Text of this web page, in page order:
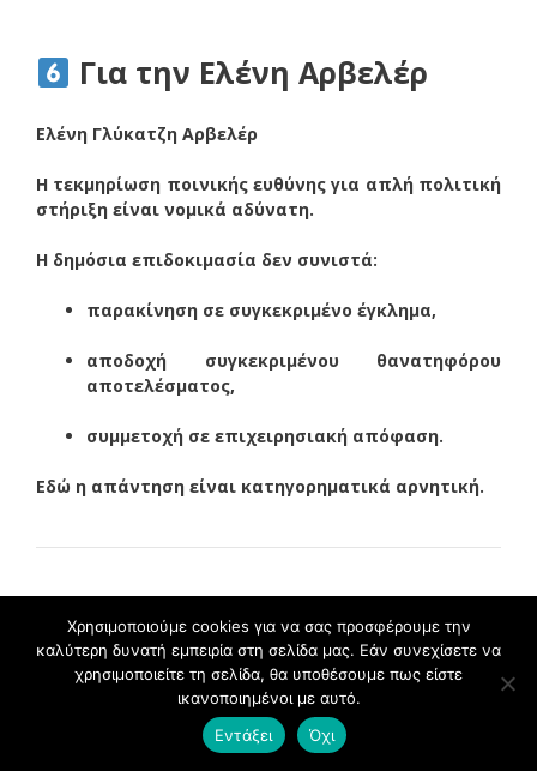
Για την Ελένη Αρβελέρ
Ελένη Γλύκατζη Αρβελέρ
Η τεκμηρίωση ποινικής ευθύνης για απλή πολιτική
στήριξη είναι νομικά αδύνατη.
Η δημόσια επιδοκιμασία δεν συνιστά:
παρακίνηση σε συγκεκριμένο έγκλημα,
αποδοχή συγκεκριμένου θανατηφόρου
αποτελέσματος,
συμμετοχή σε επιχειρησιακή απόφαση.
Εδώ η απάντηση είναι κατηγορηματικά αρνητική.
Συμπέρασμα
Η τεκμηρίωση:
Θεωρητικά: Ναι.
Χρησιμοποιούμε cookies για να σας προσφέρουμε την
καλύτερη δυνατή εμπειρία στη σελίδα μας. Εάν συνεχίσετε να
χρησιμοποιείτε τη σελίδα, θα υποθέσουμε πως είστε
ικανοποιημένοι με αυτό.
Εντάξει
Όχι